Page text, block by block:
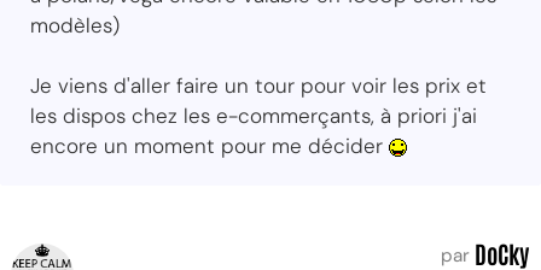
modèles)
Je viens d'aller faire un tour pour voir les prix et
les dispos chez les e-commerçants, à priori j'ai
encore un moment pour me décider
par DoCky